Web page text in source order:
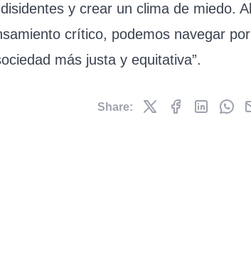
y crear un clima de miedo. Al
crítico, podemos navegar por
más justa y equitativa”.
Share: